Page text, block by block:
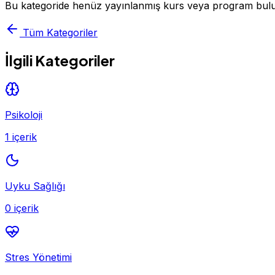
Bu kategoride henüz yayınlanmış kurs veya program
Tüm Kategoriler
İlgili Kategoriler
Psikoloji
1 içerik
Uyku Sağlığı
0 içerik
Stres Yönetimi